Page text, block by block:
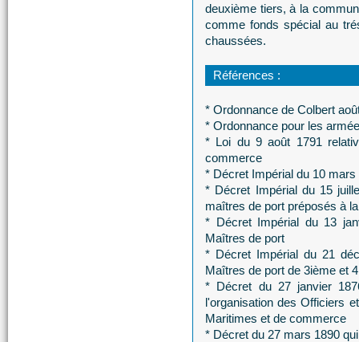
deuxième tiers, à la
comme fonds spécial au
chaussées.
Références :
* Ordonnance de Colbert
* Ordonnance pour les
* Loi du 9 août 1791
commerce
* Décret Impérial du 10
* Décret Impérial du 15
maîtres de port préposés à
* Décret Impérial du 13
Maîtres de port
* Décret Impérial du 21
Maîtres de port de 3ième et
* Décret du 27 janvier
l'organisation des Officiers
Maritimes et de commerce
* Décret du 27 mars 1890